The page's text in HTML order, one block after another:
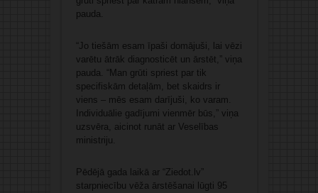
pauda.
“Jo tiešām esam īpaši domājuši, lai vēzi
varētu ātrāk diagnosticēt un ārstēt,” viņa
pauda. “Man grūti spriest par tik
specifiskām detaļām, bet skaidrs ir
viens – mēs esam darījuši, ko varam.
Individuālie gadījumi vienmēr būs,” viņa
uzsvēra, aicinot runāt ar Veselības
ministriju.
Pēdējā gada laikā ar “Ziedot.lv”
starpniecību vēža ārstēšanai lūgti 95